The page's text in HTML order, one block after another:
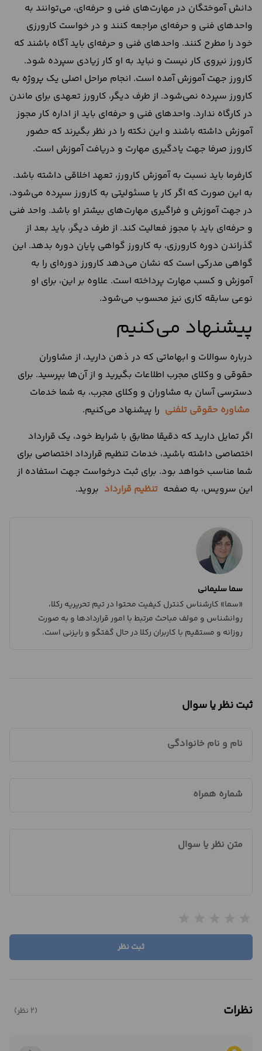
دانش آموختگان در مهارت‌های فنی و حرفه‌ای، می‌توانند به
واحدهای فنی و حرفه‌ای مراجعه کنند و در خواست کارورزی
خود را مطرح کنند. واحدهای فنی و حرفه‌ای باید آگاه باشند که
کارورز نیروی کار نیست و نباید به او کار زیادی سپرده شود.
کارورز جهت آموزش آمده است. انجام مراحل اصلی یک پروژه به
کارورز سپرده نمی‌شود. از طرف دیگر، کارورز تعهدی برای ماندن
در کارگاه ندارد. واحدهای فنی و حرفه‌ای باید از اداره کار مجوز
آموزش داشته باشند و این نکته را در نظر بگیرند که حضور
کارورز صرفا جهت یادگیری مهارت و دریافت آموزش است.
کارفرما باید نسبت به آموزش کارورز، تعهد اخلاقی داشته باشد.
به این صورت که اگر کار یا مسئولیتی به کارورز سپرده می‌شود،
در جهت آموزش و فراگیری مهارت‌های بیشتر او باشد. واحد فنی
و حرفه‌ای باید با مجوز فعالیت کند. از طرف دیگر، باید بعد از
گذراندن دوره کارورزی، به کارورز گواهی پایان دوره بدهد. این
گواهی مدرکی است که نشان می‌دهد کارورز دوره‌ای را به
آموزش و کسب مهارت پرداخته است. علاوه بر این، برای او
نوعی سابقه کاری نیز محسوب می‌شود.
پیشنهاد می‌کنیم
درباره سوالات و ابهاماتی که در ذهن دارید، از مشاوران
حقوقی و وکلای مجرب اطلاعات بگیرید و از آن‌ها بپرسید. برای
دسترسی آسان به مشاوران و وکلای مجرب، به شما خدمات
مشاوره حقوقی تلفنی را پیشنهاد می‌کنیم.
اگر تمایل دارید که دقیقا مطابق با شرایط خود، یک قرارداد
اختصاصی داشته باشید، خدمات تنظیم قرارداد اختصاصی برای
شما مناسب خواهد بود. برای ثبت درخواست جهت استفاده از
این سرویس، به صفحه تنظیم قرارداد بروید.
سما سلیمانی
«سما» کارشناس کنترل کیفیت محتوا در تیم تحریریه رکلا،
روانشناس و مولف مباحث مرتبط با امور قراردادها و به صورت
روزانه و مستقیم با کاربران رکلا در حال گفتگو و رایزنی است.
ثبت نظر یا سوال
نام و نام خانوادگی
شماره همراه
متن نظر یا سوال
ثبت نظر
نظرات (2 نظر)